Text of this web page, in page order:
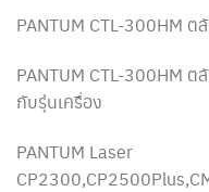
PANTUM CTL-300HM
PANTUM CTL-300HM
กับรุ่นเครื่อง
PANTUM Laser